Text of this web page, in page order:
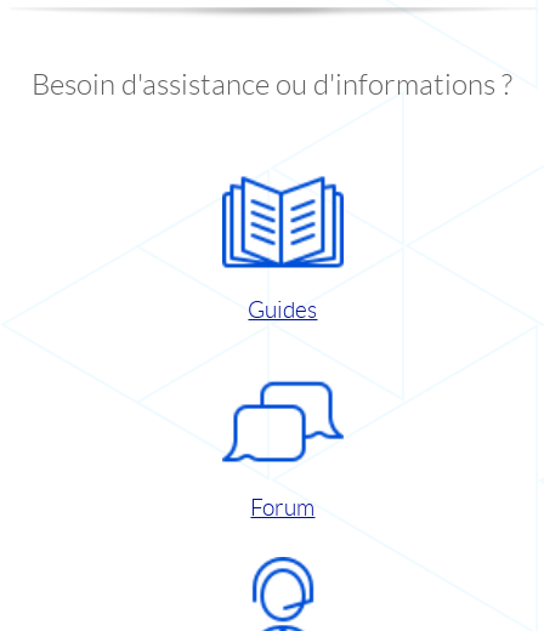
Besoin d'assistance ou d'informations ?
Guides
Forum